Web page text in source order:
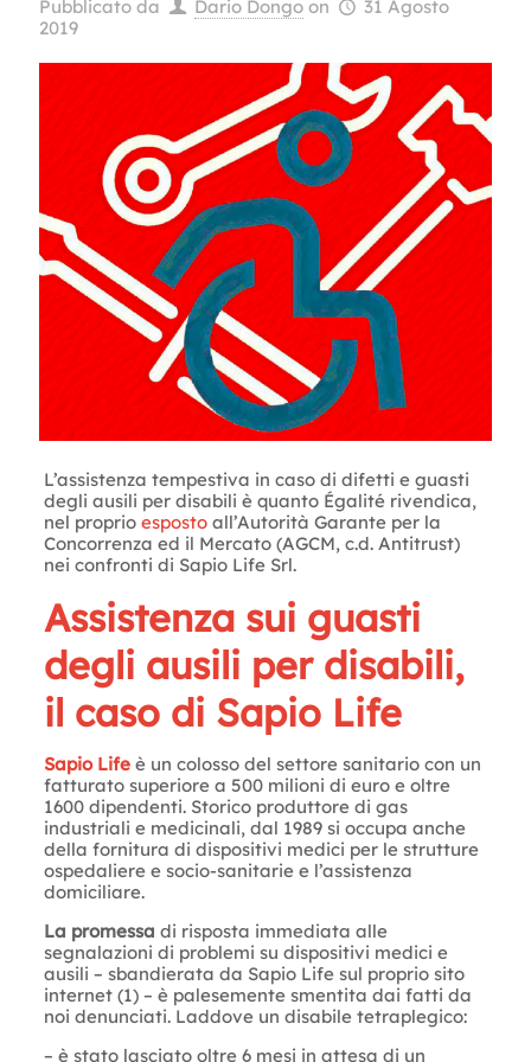
Pubblicato da Dario Dongo on
31 Agosto
2019
L’assistenza tempestiva in caso di difetti e guasti
degli ausili per disabili è quanto Égalité rivendica,
nel proprio espostoall’Autorità Garante per la
Concorrenza ed il Mercato (AGCM, c.d. Antitrust)
nei confronti di Sapio Life Srl.
Assistenza sui guasti
degli ausili per disabili,
il caso di Sapio Life
Sapio Lifeè un colosso del settore sanitario con un
fatturato superiore a 500 milioni di euro e oltre
1600 dipendenti. Storico produttore di gas
industriali e medicinali, dal 1989 si occupa anche
della fornitura di dispositivi medici per le strutture
ospedaliere e socio-sanitarie e l’assistenza
domiciliare.
La promessa di risposta immediata alle
segnalazioni di problemi su dispositivi medici e
ausili – sbandierata da Sapio Life sul proprio sito
internet (1) – è palesemente smentita dai fatti da
noi denunciati. Laddove un disabile tetraplegico:
– è stato lasciato oltre 6 mesi in attesa di un